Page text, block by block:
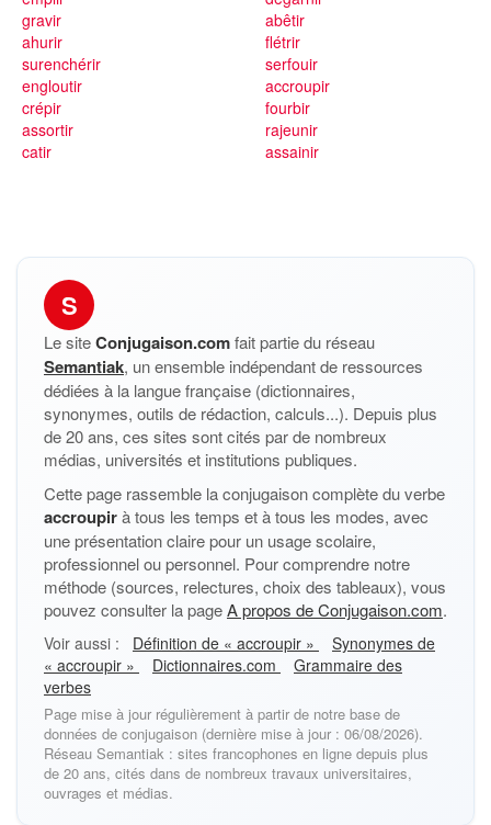
gravir
ahurir
surenchérir
engloutir
crépir
assortir
catir
abêtir
flétrir
serfouir
accroupir
fourbir
rajeunir
assainir
S
Le siteConjugaison.comfait partie du réseau
Semantiak, un ensemble indépendant de ressources
dédiées à la langue française (dictionnaires,
synonymes, outils de rédaction, calculs...). Depuis plus
de 20 ans, ces sites sont cités par de nombreux
médias, universités et institutions publiques.
Cette page rassemble la conjugaison complète du verbe
accroupirà tous les temps et à tous les modes, avec
une présentation claire pour un usage scolaire,
professionnel ou personnel. Pour comprendre notre
méthode (sources, relectures, choix des tableaux), vous
pouvez consulter la pageA propos de Conjugaison.com.
Voir aussi : Définition de « accroupir »
Synonymes de
« accroupir »
Dictionnaires.com
Grammaire des
verbes
Page mise à jour régulièrement à partir de notre base de
données de conjugaison (dernière mise à jour : 06/08/2026).
Réseau Semantiak : sites francophones en ligne depuis plus
de 20 ans, cités dans de nombreux travaux universitaires,
ouvrages et médias.